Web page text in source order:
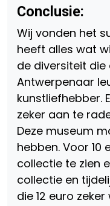
Conclusie:
Wij vonden het
heeft alles wat
de diversiteit
Antwerpenaar
kunstliefhebber.
zeker aan te
Deze museum
hebben. Voor 10
collectie te zien
collectie en
die 12 euro